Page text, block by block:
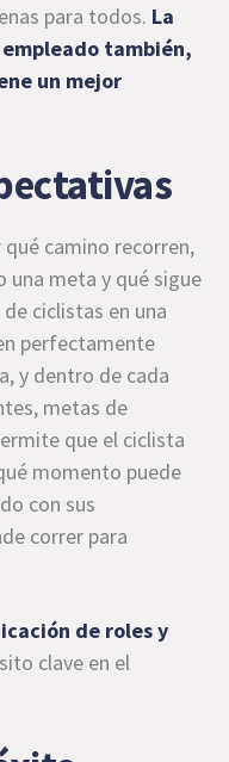
para todos. La
también,
un mejor
camino recorren,
una meta y qué sigue
ciclistas en una
perfectamente
y dentro de cada
metas de
que el ciclista
momento puede
con sus
correr para
de roles y
clave en el